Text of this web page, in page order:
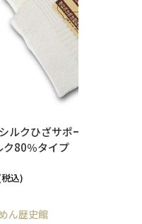
ルクひざサポーター 日本
ク80％タイプ
込)
ん歴史館